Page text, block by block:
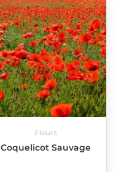
Fleurs
Coquelicot Sauvage